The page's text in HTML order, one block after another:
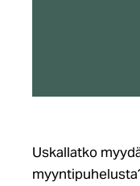
Uskallatko